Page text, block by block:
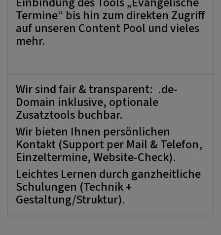
Termine“ bis hin zum direkten Zugriff
auf unseren Content Pool und vieles
mehr.
Wir sind fair & transparent: .de-
Domain inklusive, optionale
Zusatztools buchbar.
Wir bieten Ihnen persönlichen
Kontakt (Support per Mail & Telefon,
Einzeltermine, Website-Check).
Leichtes Lernen durch ganzheitliche
Schulungen (Technik +
Gestaltung/Struktur).